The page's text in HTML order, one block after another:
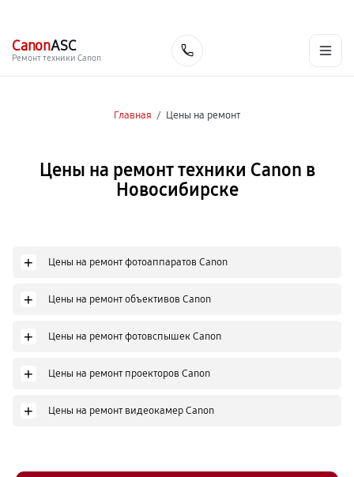
CanonASC
Ремонт техники Canon
Главная / Цены на ремонт
Цены на ремонт техники Canon в
Новосибирске
+ Цены на ремонт фотоаппаратов Canon
+ Цены на ремонт объективов Canon
+ Цены на ремонт фотовспышек Canon
+ Цены на ремонт проекторов Canon
+ Цены на ремонт видеокамер Canon